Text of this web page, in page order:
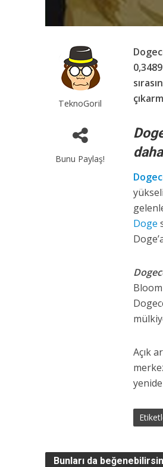
TeknoGoril
Bunu Paylaş!
Doge
Açık
Bunları da beğenebilirsin